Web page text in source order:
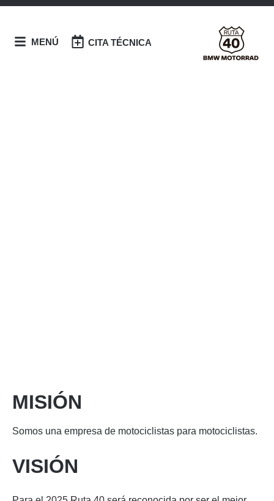
MENÚ CITA TÉCNICA
MISIÓN
Somos una empresa de motociclistas para motociclistas.
VISIÓN